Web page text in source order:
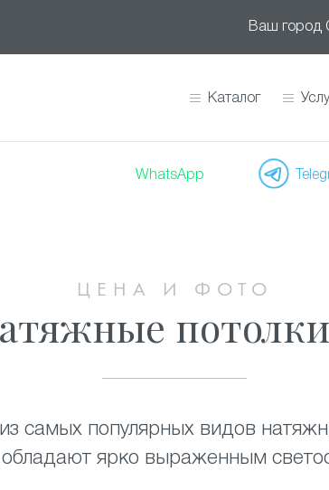
Ваш город
Каталог
WhatsApp
ЦЕНА И ФОТО
самых популярных видов
обладают ярко выраженным